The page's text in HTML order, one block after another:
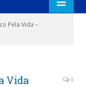
Pela Vida –
Vida 0